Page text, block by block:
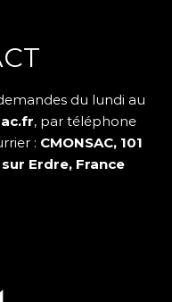
du lundi au
, par téléphone
: CMONSAC, 101
Erdre, France